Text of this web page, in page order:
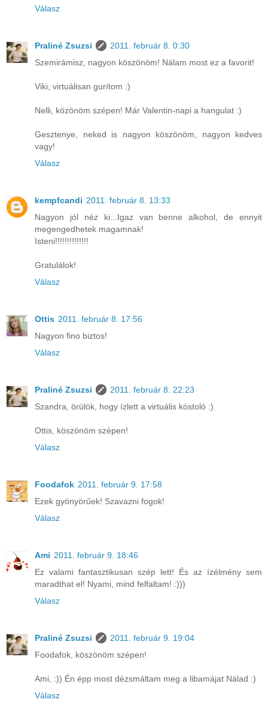
Válasz
Praliné Zsuzsi
2011. február 8. 0:30
Szemirámisz, nagyon köszönöm! Nálam most ez a favorit!
Viki, virtuálisan gurítom :)
Nelli, közönöm szépen! Már Valentin-napi a hangulat :)
Gesztenye, neked is nagyon köszönöm, nagyon kedves
vagy!
Válasz
kempfcandi 2011. február 8. 13:33
Nagyon jól néz ki...Igaz van benne alkohol, de ennyit
megengedhetek magamnak!
Isteni!!!!!!!!!!!!!!
Gratulálok!
Válasz
Ottis 2011. február 8. 17:56
Nagyon fino biztos!
Válasz
Praliné Zsuzsi
2011. február 8. 22:23
Szandra, örülök, hogy ízlett a virtuális kóstoló :)
Ottis, köszönöm szépen!
Válasz
Foodafok 2011. február 9. 17:58
Ezek gyönyörűek! Szavazni fogok!
Válasz
Ami 2011. február 9. 18:46
Ez valami fantasztikusan szép lett! És az ízélmény sem
maradthat el! Nyami, mind felfaltam! :)))
Válasz
Praliné Zsuzsi
2011. február 9. 19:04
Foodafok, köszönöm szépen!
Ami, :)) Én épp most dézsmáltam meg a libamájat Nálad :)
Válasz